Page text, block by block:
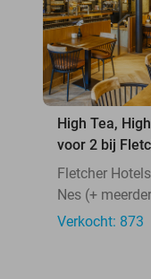
High Tea,
voor 2 bij
Fletcher Hotels
Nes (+
Verkocht: 873